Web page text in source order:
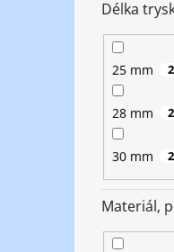
Délka
25 mm
28 mm
30 mm
Materiál,